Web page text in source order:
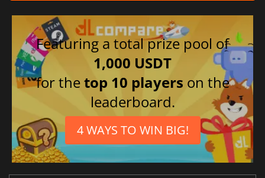
Featuring a total prize pool of
1,000 USDT
for thetop 10 players on the
leaderboard.
4 WAYS TO WIN BIG!